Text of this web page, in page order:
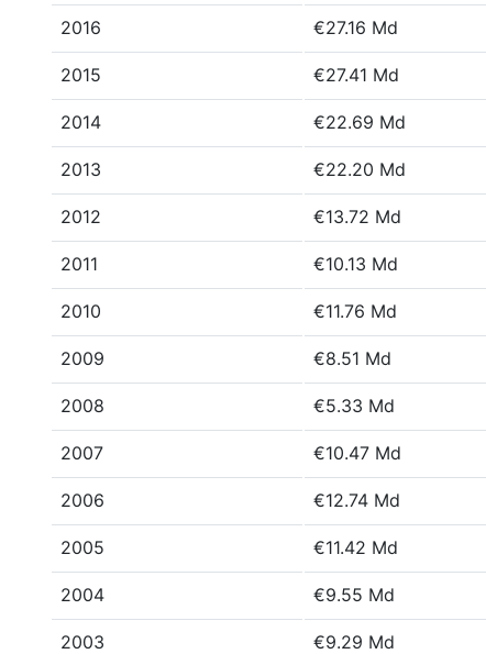
2016 €27.16 Md
2015 €27.41 Md
2014 €22.69 Md
2013 €22.20 Md
2012 €13.72 Md
2011 €10.13 Md
2010 €11.76 Md
2009 €8.51 Md
2008 €5.33 Md
2007 €10.47 Md
2006 €12.74 Md
2005 €11.42 Md
2004 €9.55 Md
2003 €9.29 Md